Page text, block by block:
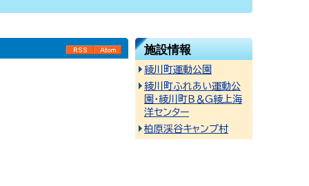
RSS Atom施設情報
綾川町運動公園
綾川町ふれあい運動公
園・綾川町Ｂ＆G綾上海
洋センター
柏原渓谷キャンプ村